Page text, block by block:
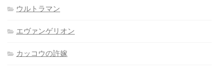
ウルトラマン
エヴァンゲリオン
カッコウの許嫁